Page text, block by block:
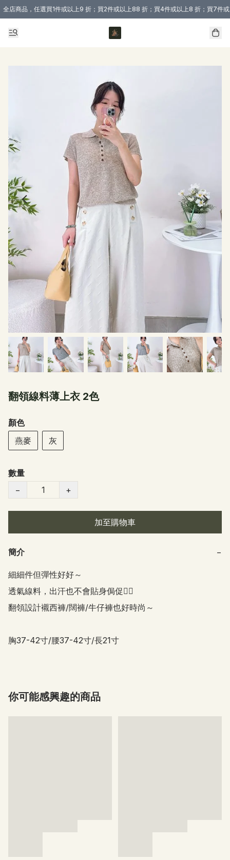
全店商品，任選買1件或以上9 折；買2件或以上88 折；買4件或以上8 折；買7件
購買 3 件商品或以上即享免運費優惠！（適用於 本地送貨、本地取貨 )
翻領線料薄上衣 2色
顏色
燕麥
灰
數量
−
+
加至購物車
簡介 −
細細件但彈性好好～
透氣線料，出汗也不會貼身侷促👍🏻
翻領設計襯西褲/闊褲/牛仔褲也好時尚～
胸37-42寸/腰37-42寸/長21寸
你可能感興趣的商品